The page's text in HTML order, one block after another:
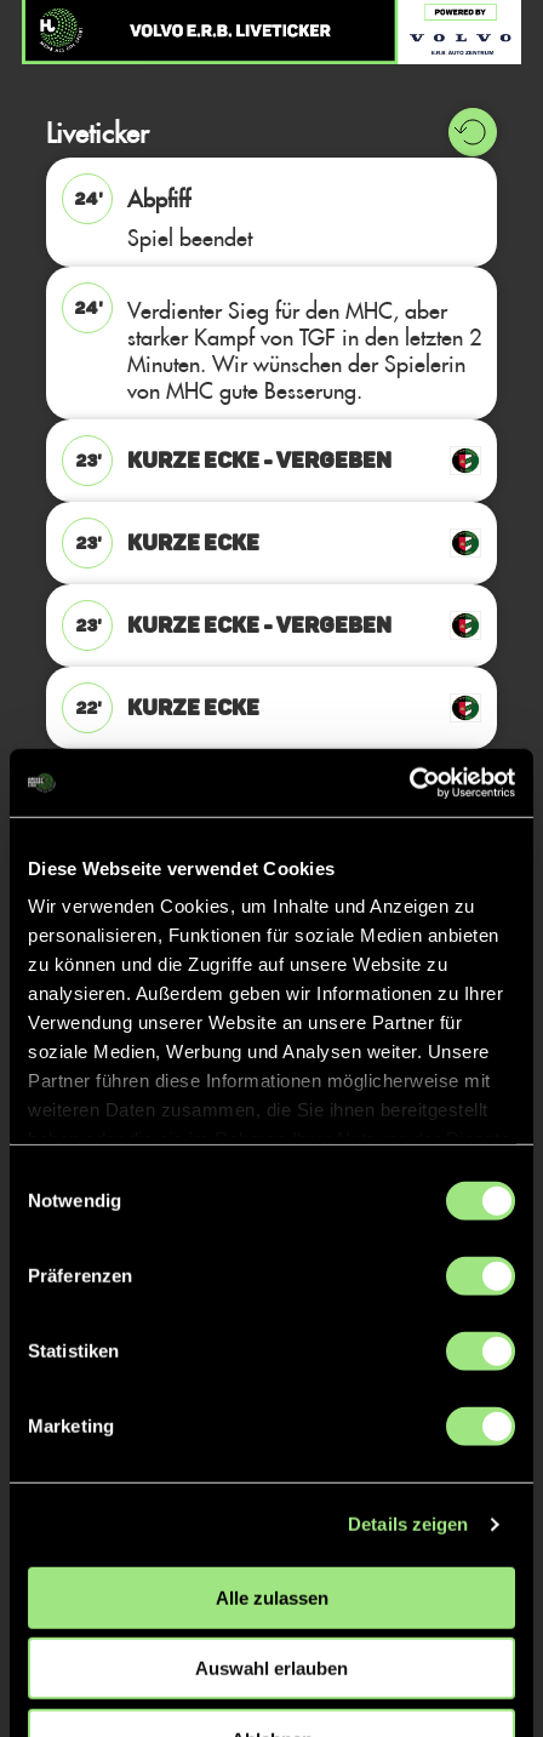
Diese Webseite verwendet Cookies
Wir verwenden Cookies, um Inhalte und Anzeigen zu
personalisieren, Funktionen für soziale Medien anbieten
zu können und die Zugriffe auf unsere Website zu
analysieren. Außerdem geben wir Informationen zu Ihrer
Verwendung unserer Website an unsere Partner für
soziale Medien, Werbung und Analysen weiter. Unsere
Partner führen diese Informationen möglicherweise mit
weiteren Daten zusammen, die Sie ihnen bereitgestellt
Notwendig
Präferenzen
Statistiken
Marketing
Details zeigen
Alle zulassen
Auswahl erlauben
Liveticker
24'
Abpfiff
Spiel beendet
24'
Verdienter Sieg für den MHC, aber
starker Kampf von TGF in den letzten 2
Minuten. Wir wünschen der Spielerin
von MHC gute Besserung.
23' KURZE ECKE - VERGEBEN
23' KURZE ECKE
23' KURZE ECKE - VERGEBEN
22' KURZE ECKE
16' KURZE ECKE
Die Nummer 15 von MHC musste
verletzungsbedingt vom Platz
14' KURZE ECKE - VERGEBEN
KURZE ECKE
Abwehrleistung von der Nummer 34
HZ.
11' KURZE ECKE - VERGEBEN
9' KURZE ECKE
TOR 1:0, FELDTOR